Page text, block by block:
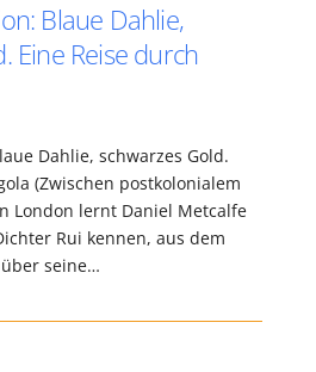
Blaue Dahlie,
Eine Reise durch
Dahlie, schwarzes Gold.
(Zwischen postkolonialem
London lernt Daniel Metcalfe
Rui kennen, aus dem
seine…